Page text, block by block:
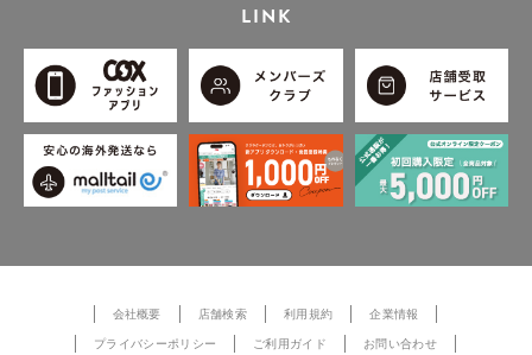
LINK
会社概要 店舗検索 利用規約 企業情報
プライバシーポリシー ご利用ガイド お問い合わせ